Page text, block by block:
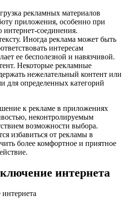
рекламных материалов
приложения, особенно при
соединения.
Иногда реклама может быть
интересам
ее бесполезной и навязчивой.
Некоторые рекламные
нежелательный контент или
для определенных категорий
к рекламе в приложениях
неконтролируемым
возможности выбора.
избавиться от рекламы в
более комфортное и приятное
интернета